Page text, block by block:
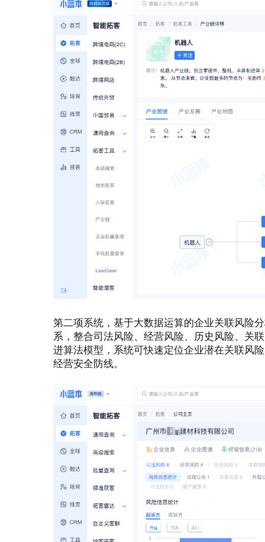
第二项系统，基于大数据运算的企业关联风险
系，整合司法风险、经营风险、历史风险、关
进算法模型，系统可快速定位企业潜在关联风
经营安全防线。